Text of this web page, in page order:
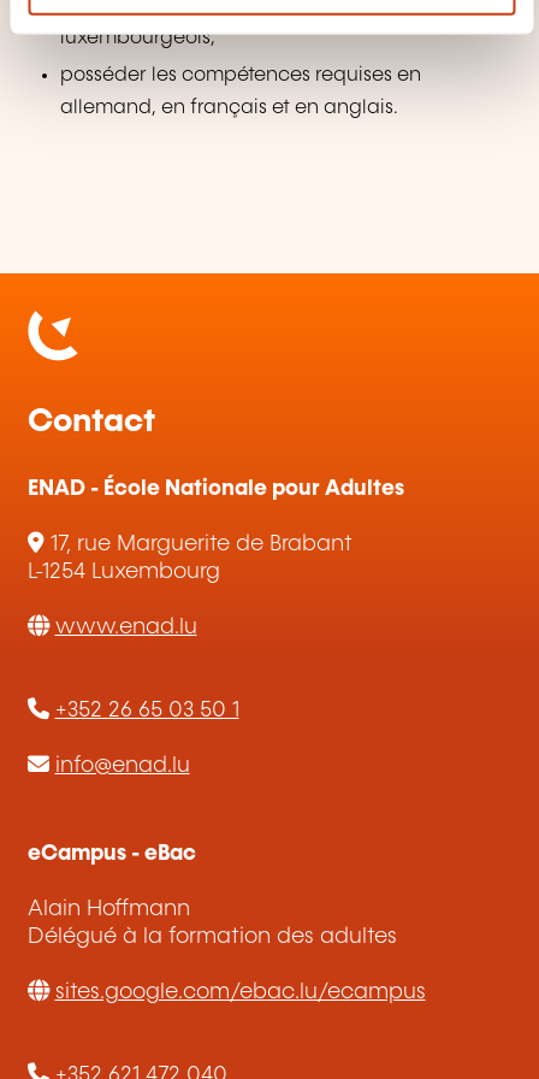
n
luxembourgeois,
posséder les compétences requises en
allemand, en français et en anglais.
Contact
ENAD - École Nationale pour Adultes
17, rue Marguerite de Brabant
L-1254 Luxembourg
www.enad.lu
+352 26 65 03 50 1
info@enad.lu
eCampus - eBac
Alain Hoffmann
Délégué à la formation des adultes
sites.google.com/ebac.lu/ecampus